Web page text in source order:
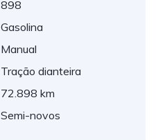
898
Gasolina
Manual
Tração dianteira
72.898 km
Semi-novos